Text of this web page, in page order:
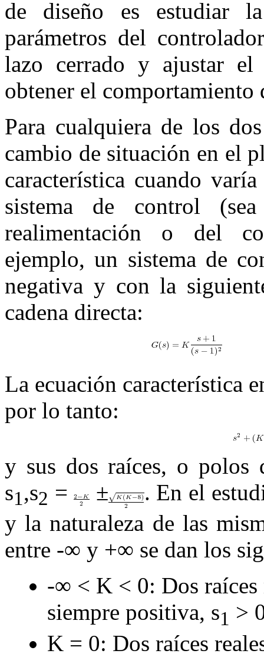
de diseño es estudiar
parámetros del
lazo cerrado y ajustar
obtener el comportamiento
Para cualquiera de los
cambio de situación en el
característica cuando
sistema de control
realimentación o del
ejemplo, un sistema de
negativa y con la
cadena directa:
La ecuación característica
por lo tanto:
y sus dos raíces, o polos
s1,s2 = ±
. En el
y la naturaleza de las
entre -∞ y +∞ se dan los
-∞ < K < 0: Dos
siempre positiva, s1 >
K = 0: Dos raíces